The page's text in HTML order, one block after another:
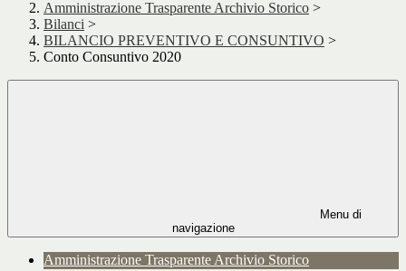
Amministrazione Trasparente Archivio Storico >
Bilanci >
BILANCIO PREVENTIVO E CONSUNTIVO >
Conto Consuntivo 2020
Menu di
navigazione
Amministrazione Trasparente Archivio Storico